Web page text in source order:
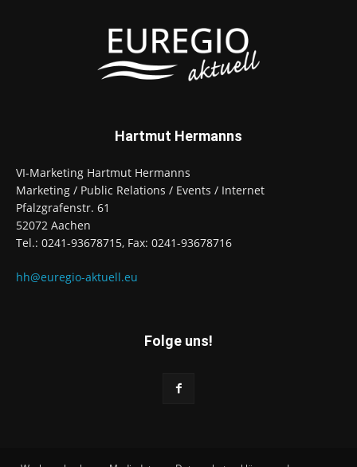
Hartmut Hermanns
VI-Marketing Hartmut Hermanns
Marketing / Public Relations / Events / Internet
Pfalzgrafenstr. 61
52072 Aachen
Tel.: 0241-93678715, Fax: 0241-93678716
hh@euregio-aktuell.eu
Folge uns!